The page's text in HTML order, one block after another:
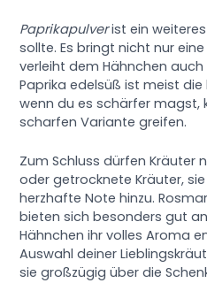
Paprikapulverist ein
sollte. Es bringt nicht nur
verleiht dem Hähnchen
Paprika edelsüß ist meist
wenn du es schärfer magst,
scharfen Variante greifen.
Zum Schluss dürfen Kräuter
oder getrocknete Kräuter,
herzhafte Note hinzu.
bieten sich besonders gut
Hähnchen ihr volles Aroma
Auswahl deiner
sie großzügig über die